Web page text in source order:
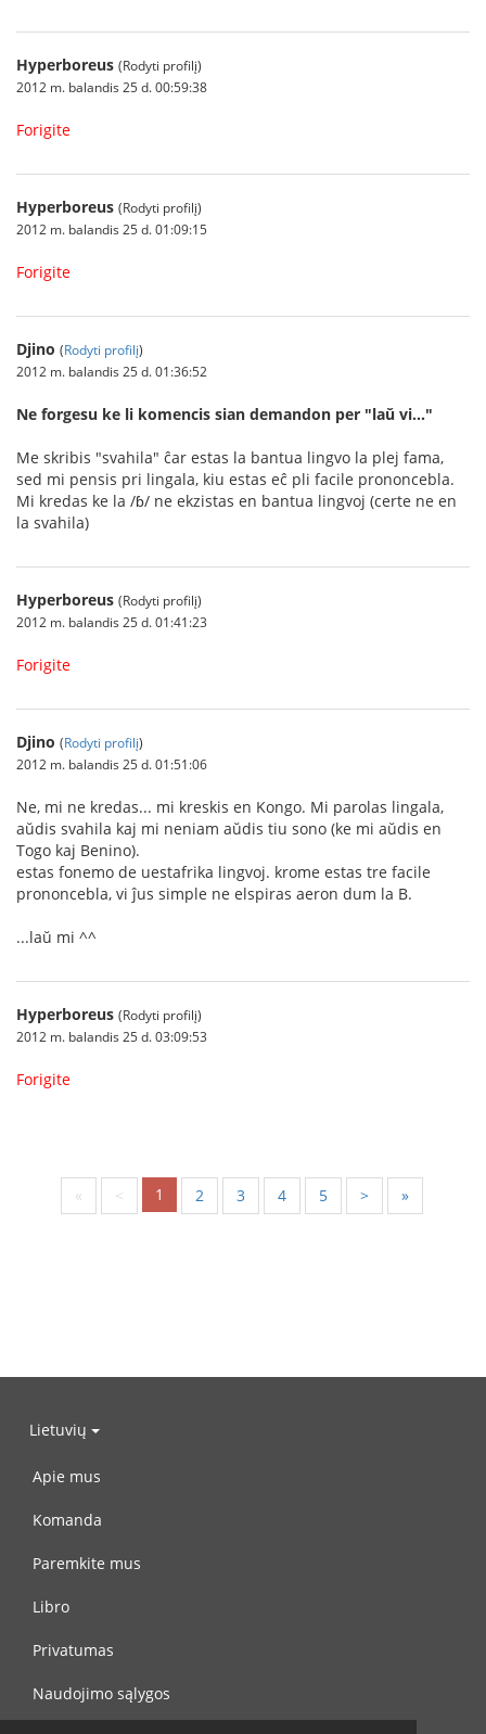
Hyperboreus (Rodyti profilį)
2012 m. balandis 25 d. 00:59:38
Forigite
Hyperboreus (Rodyti profilį)
2012 m. balandis 25 d. 01:09:15
Forigite
Djino (Rodyti profilį)
2012 m. balandis 25 d. 01:36:52
Ne forgesu ke li komencis sian demandon per "laŭ vi..."
Me skribis "svahila" ĉar estas la bantua lingvo la plej fama,
sed mi pensis pri lingala, kiu estas eĉ pli facile prononcebla.
Mi kredas ke la /ɓ/ ne ekzistas en bantua lingvoj (certe ne en
la svahila)
Hyperboreus (Rodyti profilį)
2012 m. balandis 25 d. 01:41:23
Forigite
Djino (Rodyti profilį)
2012 m. balandis 25 d. 01:51:06
Ne, mi ne kredas... mi kreskis en Kongo. Mi parolas lingala,
aŭdis svahila kaj mi neniam aŭdis tiu sono (ke mi aŭdis en
Togo kaj Benino).
estas fonemo de uestafrika lingvoj. krome estas tre facile
prononcebla, vi ĵus simple ne elspiras aeron dum la B.
...laŭ mi ^^
Hyperboreus (Rodyti profilį)
2012 m. balandis 25 d. 03:09:53
Forigite
« < 1 2 3 4 5 > »
Lietuvių
Apie mus
Komanda
Paremkite mus
Libro
Privatumas
Naudojimo sąlygos